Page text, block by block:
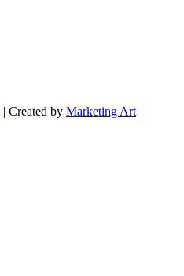
| Created by Marketing Art